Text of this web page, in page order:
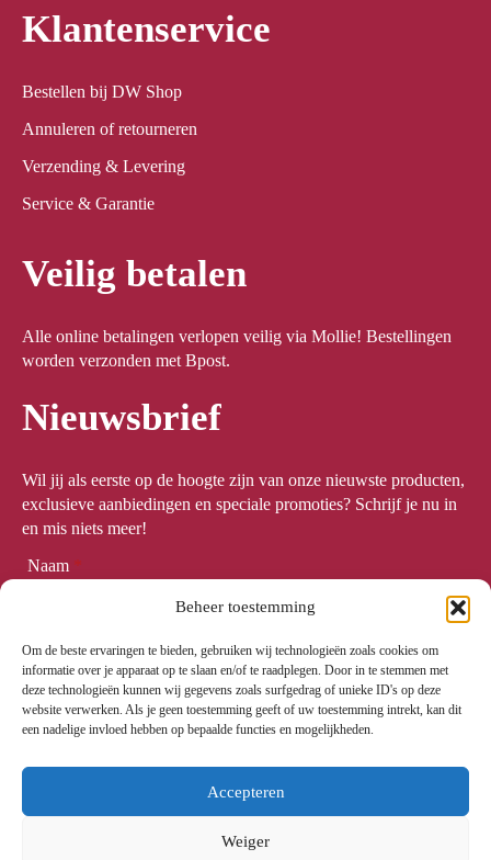
Beheer toestemming
Om de beste ervaringen te bieden, gebruiken wij technologieën zoals cookies om
informatie over je apparaat op te slaan en/of te raadplegen. Door in te stemmen met
deze technologieën kunnen wij gegevens zoals surfgedrag of unieke ID's op deze
website verwerken. Als je geen toestemming geeft of uw toestemming intrekt, kan dit
een nadelige invloed hebben op bepaalde functies en mogelijkheden.
Accepteren
Weiger
Klantenservice
Bestellen bij DW Shop
Annuleren of retourneren
Verzending & Levering
Service & Garantie
Veilig betalen
Alle online betalingen verlopen veilig via Mollie! Bestellingen
worden verzonden met Bpost.
Nieuwsbrief
Wil jij als eerste op de hoogte zijn van onze nieuwste producten,
exclusieve aanbiedingen en speciale promoties? Schrijf je nu in
en mis niets meer!
Naam *
Email *
Meld me aan